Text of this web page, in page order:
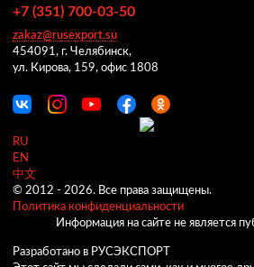
+7 (351) 700-03-50
zakaz@rusexport.su
454091, г. Челябинск,
ул. Кирова, 159, офис 1808
RU
EN
中文
© 2012 - 2026. Все права защищены.
Политика конфиденциальности
Информация на сайте не является
Разработано в РУСЭКСПОРТ